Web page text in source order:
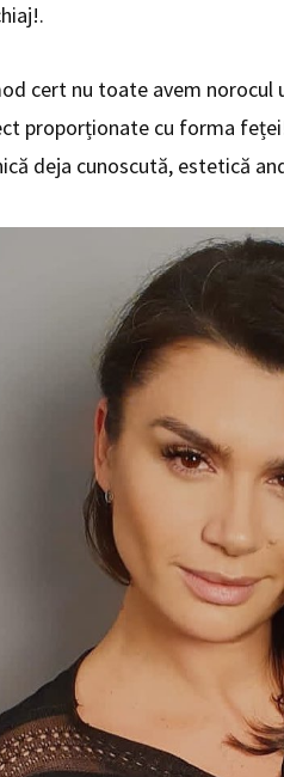
cert nu toate avem norocul
proporționate cu forma
deja cunoscută, estetică